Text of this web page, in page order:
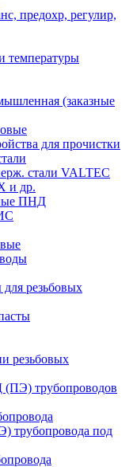
предохр, регулир,
температуры
(заказные
для прочистки
стали VALTEC
и др.
ПНД
резьбовых
резьбовых
трубопроводов
трубопровода под